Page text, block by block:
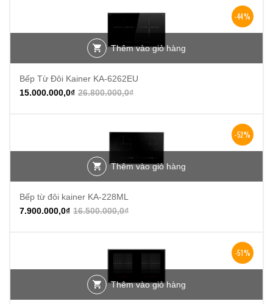
-44%
Thêm vào giỏ hàng
Bếp Từ Đôi Kainer KA-6262EU
26.800.000,0₫
15.000.000,0₫
-52%
Thêm vào giỏ hàng
Bếp từ đôi kainer KA-228ML
16.500.000,0₫
7.900.000,0₫
-51%
Thêm vào giỏ hàng